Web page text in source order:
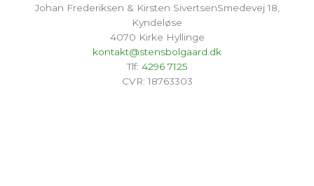
Johan Frederiksen & Kirsten SivertsenSmedevej 18,
Kyndeløse
4070 Kirke Hyllinge
kontakt@stensbolgaard.dk
Tlf: 4296 7125
CVR: 18763303